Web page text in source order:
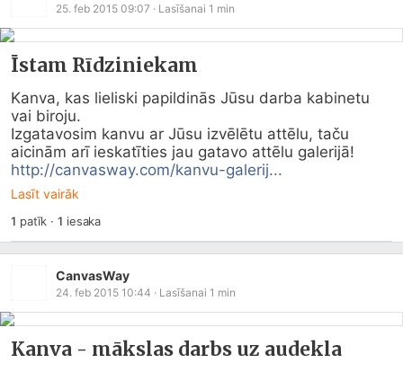
25. feb 2015 09:07 · Lasīšanai 1 min
Īstam Rīdziniekam
Kanva, kas lieliski papildinās Jūsu darba kabinetu
vai biroju.
Izgatavosim kanvu ar Jūsu izvēlētu attēlu, taču
http://canvasway.com/kanvu-galerij...
Lasīt vairāk
1 patīk ·1 iesaka
CanvasWay
24. feb 2015 10:44 · Lasīšanai 1 min
Kanva - mākslas darbs uz audekla